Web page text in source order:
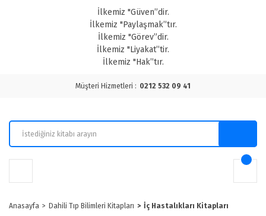
İlkemiz "Güven”dir.
İlkemiz "Paylaşmak”tır.
İlkemiz "Görev”dir.
İlkemiz "Liyakat”tir.
İlkemiz "Hak”tır.
Müşteri Hizmetleri : 0212 532 09 41
Anasayfa Dahili Tıp Bilimleri Kitapları İç Hastalıkları Kitapları